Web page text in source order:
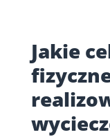
Jakie